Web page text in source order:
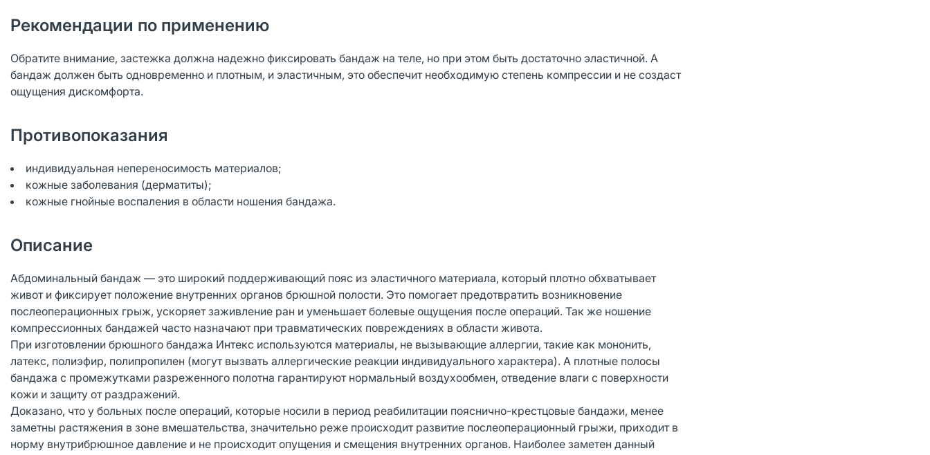
Рекомендации по применению
Обратите внимание, застежка должна надежно фиксировать бандаж на теле, но при этом быть достаточно эластичной. А
бандаж должен быть одновременно и плотным, и эластичным, это обеспечит необходимую степень компрессии и не создаст
ощущения дискомфорта.
Противопоказания
индивидуальная непереносимость материалов;
кожные заболевания (дерматиты);
кожные гнойные воспаления в области ношения бандажа.
Описание
Абдоминальный бандаж — это широкий поддерживающий пояс из эластичного материала, который плотно обхватывает
живот и фиксирует положение внутренних органов брюшной полости. Это помогает предотвратить возникновение
послеоперационных грыж, ускоряет заживление ран и уменьшает болевые ощущения после операций. Так же ношение
компрессионных бандажей часто назначают при травматических повреждениях в области живота.
При изготовлении брюшного бандажа Интекс используются материалы, не вызывающие аллергии, такие как мононить,
латекс, полиэфир, полипропилен (могут вызвать аллергические реакции индивидуального характера). А плотные полосы
бандажа с промежутками разреженного полотна гарантируют нормальный воздухообмен, отведение влаги с поверхности
кожи и защиту от раздражений.
Доказано, что у больных после операций, которые носили в период реабилитации пояснично-крестцовые бандажи, менее
заметны растяжения в зоне вмешательства, значительно реже происходит развитие послеоперационный грыжи, приходит в
норму внутрибрюшное давление и не происходит опущения и смещения внутренних органов. Наиболее заметен данный